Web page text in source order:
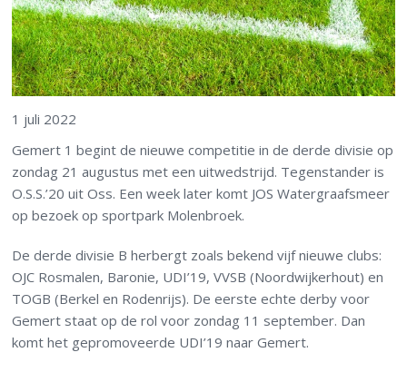
1 juli 2022
Gemert 1 begint de nieuwe competitie in de derde divisie op
zondag 21 augustus met een uitwedstrijd. Tegenstander is
O.S.S.’20 uit Oss. Een week later komt JOS Watergraafsmeer
op bezoek op sportpark Molenbroek.
De derde divisie B herbergt zoals bekend vijf nieuwe clubs:
OJC Rosmalen, Baronie, UDI’19, VVSB (Noordwijkerhout) en
TOGB (Berkel en Rodenrijs). De eerste echte derby voor
Gemert staat op de rol voor zondag 11 september. Dan
komt het gepromoveerde UDI’19 naar Gemert.